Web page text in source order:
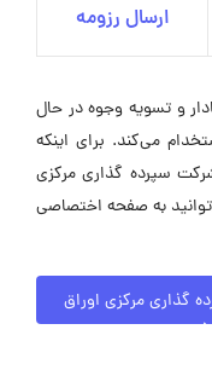
ارسال رزومه
و تسویه وجوه در حال
می‌کند. برای اینکه
سپرده گذاری مرکزی
به صفحه اختصاصی
گذاری مرکزی اوراق